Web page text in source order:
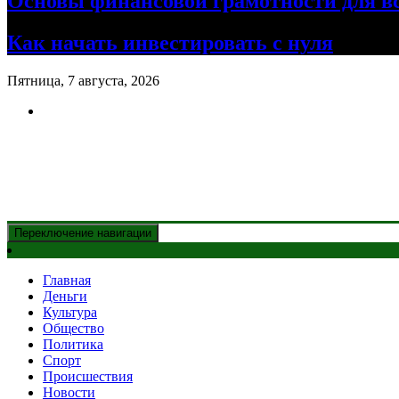
Как начать инвестировать с нуля
Пятница, 7 августа, 2026
Переключение навигации
Главная
Деньги
Культура
Общество
Политика
Спорт
Происшествия
Новости